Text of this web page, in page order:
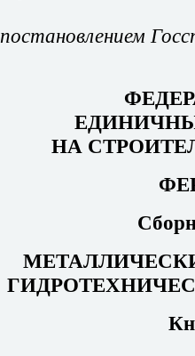
постановлением
НА